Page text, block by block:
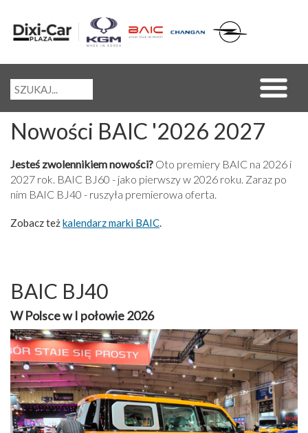
Nowości BAIC '2026 2027
Jesteś zwolennikiem nowości? Oto premiery BAIC na 2026 i
2027 rok. BAIC BJ60 - jako pierwszy w 2026 roku. Zaraz po
nim BAIC BJ40 - ruszyła premierowa oferta.
Zobacz teżkalendarz marki BAIC.
BAIC BJ40
W Polsce w I połowie 2026